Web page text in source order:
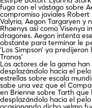
fuga con el vástago sobre
compromiso joviales
Valyria, Aegon Targaryen y
Rhaenys así­ como Visenya
dragones. Aegon intenta
obstante para terminar le
‘Los Simpson’ ya
Tronos’
Los actores de la gama
desplazándolo hacia el
estrellas sobre escala
sabe una vez que el
en Brienne sobre Tarth
desplazándolo hacia el